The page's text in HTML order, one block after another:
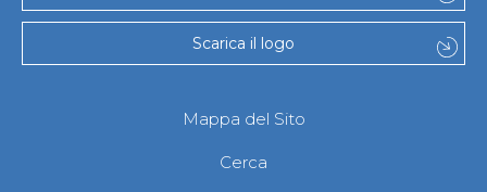
Scarica il logo
Mappa del Sito
Cerca